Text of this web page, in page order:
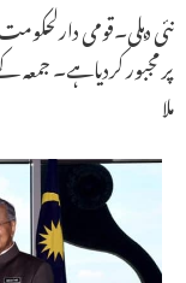
نئی دہلی۔قومی
پر مجبور کردیاہے۔ جمعہ
ملا